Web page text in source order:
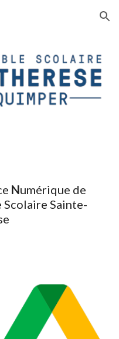
Skip to navigation
Numérique de
Sainte-